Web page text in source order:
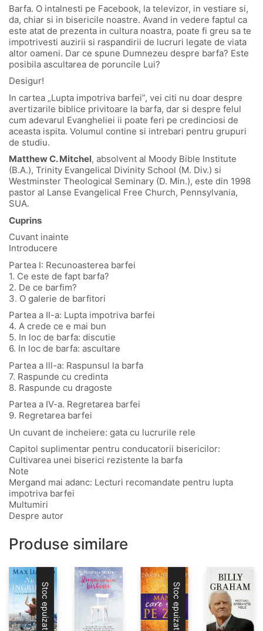
Barfa. O intalnesti pe Facebook, la televizor, in vestiare si,
da, chiar si in bisericile noastre. Avand in vedere faptul ca
este atat de prezenta in cultura noastra, poate fi greu sa te
impotrivesti auzirii si raspandirii de lucruri legate de viata
altor oameni. Dar ce spune Dumnezeu despre barfa? Este
posibila ascultarea de poruncile Lui?
Desigur!
In cartea „Lupta impotriva barfei”, vei citi nu doar despre
avertizarile biblice privitoare la barfa, dar si despre felul
cum adevarul Evangheliei ii poate feri pe credinciosi de
aceasta ispita. Volumul contine si intrebari pentru grupuri
de studiu.
Matthew C. Mitchel, absolvent al Moody Bible Institute
(B.A.), Trinity Evangelical Divinity School (M. Div.) si
Westminster Theological Seminary (D. Min.), este din 1998
pastor al Lanse Evangelical Free Church, Pennsylvania,
SUA.
Cuprins
Cuvant inainte
Introducere
Partea I: Recunoasterea barfei
1. Ce este de fapt barfa?
2. De ce barfim?
3. O galerie de barfitori
Partea a II-a: Lupta impotriva barfei
4. A crede ce e mai bun
5. In loc de barfa: discutie
6. In loc de barfa: ascultare
Partea a lll-a: Raspunsul la barfa
7. Raspunde cu credinta
8. Raspunde cu dragoste
Partea a IV-a. Regretarea barfei
9. Regretarea barfei
Un cuvant de incheiere: gata cu lucrurile rele
Capitol suplimentar pentru conducatorii bisericilor:
Cultivarea unei biserici rezistente la barfa
Note
Mergand mai adanc: Lecturi recomandate pentru lupta
impotriva barfei
Multumiri
Despre autor
Produse similare
Stoc epuizat Stoc epuizat